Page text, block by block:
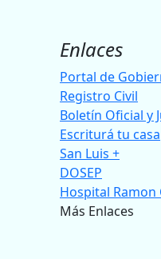
Enlaces
Portal de
Registro Civil
Boletín Oficial y
Escriturá tu casa
San Luis +
DOSEP
Hospital Ramon
Más Enlaces